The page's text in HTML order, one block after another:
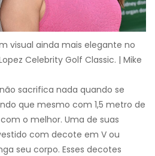
visual ainda mais elegante no
Celebrity Golf Classic. | Mike
sacrifica nada quando se
que mesmo com 1,5 metro de
o melhor. Uma de suas
com decote em V ou
seu corpo. Esses decotes